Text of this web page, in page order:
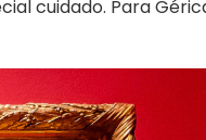
cuidado. Para